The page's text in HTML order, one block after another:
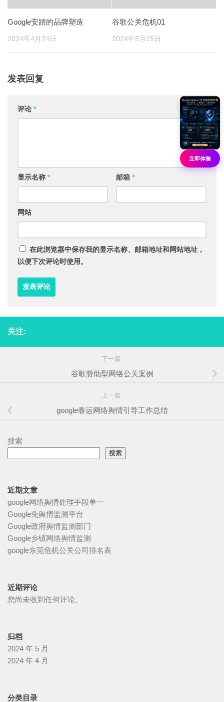
Google安踏的品牌塑造
2024年4月24日
谷歌公关危机01
2024年5月15日
发表回复
评论 *
显示名称 * 邮箱 *
网站
在此浏览器中保存我的显示名称、邮箱地址和网站地址，
以便下次评论时使用。
关注:
下一篇
谷歌赞助型网络公关案例
上一篇
google春运网络舆情引导工作总结
搜索
搜索
近期文章
google网络舆情处理手段单一
Google免舆情监测平台
Google政府舆情监测部门
Google乡镇网络舆情监测
google东莞危机公关公司排名表
近期评论
您尚未收到任何评论。
归档
2024 年 5 月
2024 年 4 月
分类目录
立即体验